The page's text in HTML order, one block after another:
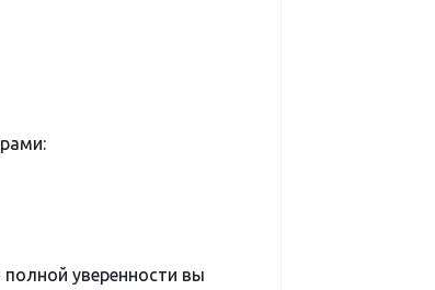
уверенности вы